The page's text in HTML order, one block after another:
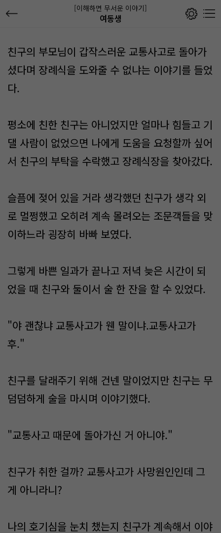
[이해하면 무서운 이야기]
여동생
친구의 부모님이 갑작스러운 교통사고로 돌아가
셨다며 장례식을 도와줄 수 없냐는 이야기를 들었
다.
평소에 친한 친구는 아니었지만 얼마나 힘들고 기
댈 사람이 없었으면 나에게 도움을 요청할까 싶어
서 친구의 부탁을 수락했고 장례식장을 찾아갔다.
슬픔에 젖어 있을 거라 생각했던 친구가 생각 외
로 멀쩡했고 오히려 계속 몰려오는 조문객들을 맞
이하느라 굉장히 바빠 보였다​.
그렇게 바쁜 일과가 끝나고 저녁 늦은 시간이 되
었을 때 친구와 둘이서 술 한 잔을 할 수 있었다.​
"야 괜찮냐 교통사고가 웬 말이냐.교통사고가
후."
친구를 달래주기 위해 건넨 말이었지만 친구는 무
덤덤하게 술을 마시며 이야기했다.​
"교통사고 때문에 돌아가신 거 아니야."​
친구가 취한 걸까? 교통사고가 사망원인인데 그
게 아니라니?
나의 호기심을 눈치 챘는지 친구가 계속해서 이야